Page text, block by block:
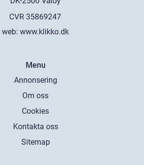
web: www.klikko.dk
Menu
Annonsering
Om oss
Cookies
Kontakta oss
Sitemap